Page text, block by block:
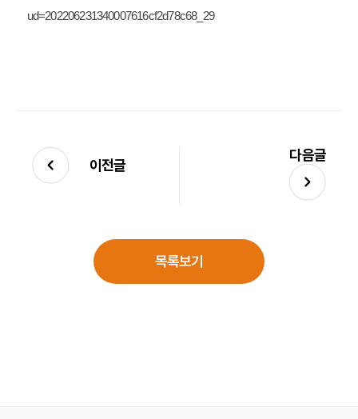
ud=202206231340007616cf2d78c68_29
이전글
다음글
목록보기